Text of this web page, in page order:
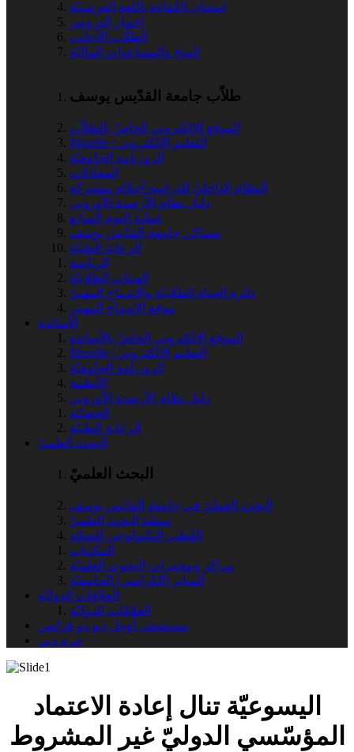
امتحان الكفاءة باللغة الفرنسيّة
اختيار الدروس
الطلّاب الأجانب
المنح والمساعدات الماليّة
طلاّب جامعة القدّيس يوسف
الموقع الإلكتروني الخاصّ بالطلاّب
Moodle / التعليم الإلكتروني
الروزنامة الجامعيّة
المعادلات
النظام الداخليّ للدراسة أحكام مشتركة
دليل نظام الأرصدة الأوروبي
عملية اليوم السابع
مساكن جامعة القدّيس يوسف
الرعاية الطبيّة
الرياضة
الهيئات الطلابيّة
دائرة الحياة الطلابيّة والاندماج المهنيّ
موقع الاندماج المهني
الأساتذة
الموقع الإلكتروني الخاصّ بالأساتذة
Moodle / التعليم الإلكتروني
الروزنامة الجامعيّة
الأنظمة
دليل نظام الأرصدة الأوروبي
الحضانة
الرعاية الطبيّة
البحث العلميّ
البحث العلميّ
البحث العمليّ في جامعة القدّيس يوسف
منصّة البحث العلميّ
القُطب التكنولوجي للصحّة
المكتبات
مراكز ومختبرات البحوث العلميّة
المنابر (الكراسي) الجامعيّة
العلاقات الدوليّة
العلاقات الدوليّة
مستشفى أُوتيل ديو دو فرانس
حرم دبي
اليسوعيّة تنال إعادة الاعتماد
المؤسّسي الدوليّ غير المشروط